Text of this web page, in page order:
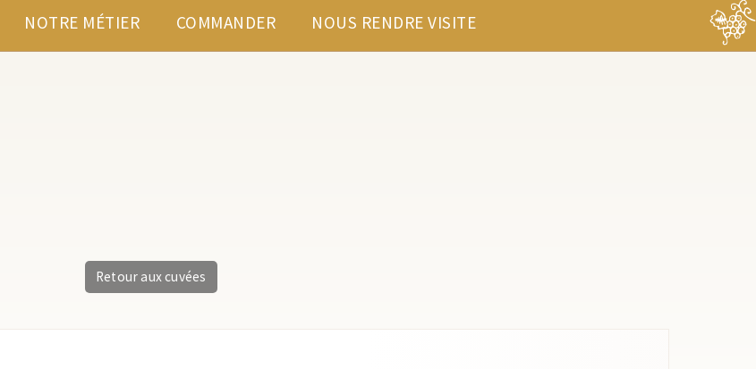
NOTRE MÉTIER COMMANDER NOUS RENDRE VISITE
Retour aux cuvées